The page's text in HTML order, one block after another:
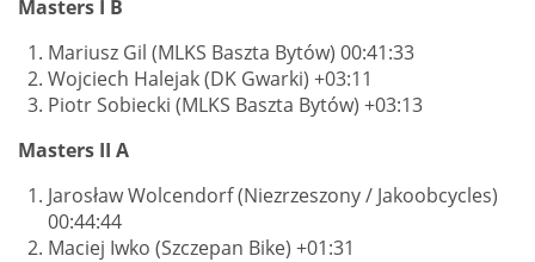
Masters I B
Mariusz Gil (MLKS Baszta Bytów) 00:41:33
Wojciech Halejak (DK Gwarki) +03:11
Piotr Sobiecki (MLKS Baszta Bytów) +03:13
Masters II A
Jarosław Wolcendorf (Niezrzeszony / Jakoobcycles)
00:44:44
Maciej Iwko (Szczepan Bike) +01:31